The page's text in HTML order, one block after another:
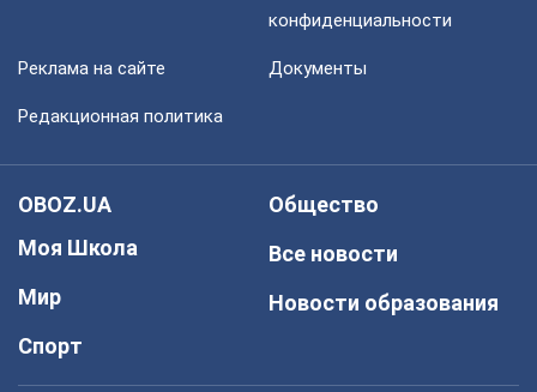
конфиденциальности
Реклама на сайте Документы
Редакционная политика
OBOZ.UA
Моя Школа
Мир
Спорт
Общество
Все новости
Новости образования